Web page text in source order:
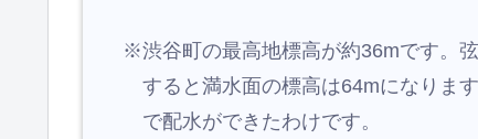
※渋谷町の最高地標高が約36mです。
すると満水面の標高は64mになります
で配水ができたわけです。